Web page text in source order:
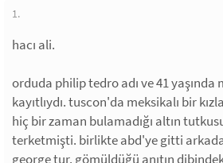
1.
hacı ali.
orduda philip tedro adı ve 41 yaşında
kayıtlıydı. tuscon'da meksikalı bir
hiç bir zaman bulamadığı altın
terketmişti. birlikte abd'ye gitti
george tur. gömüldüğü anıtın